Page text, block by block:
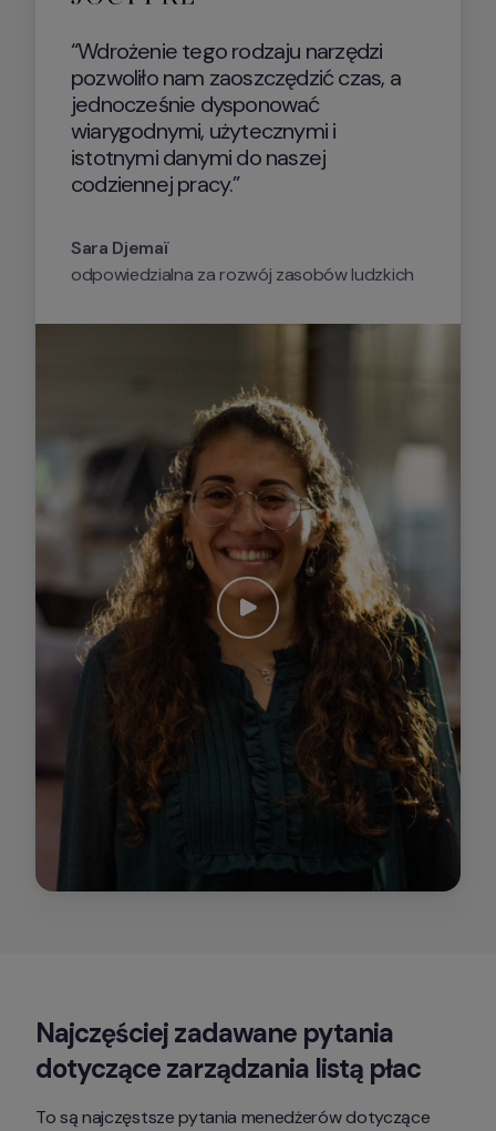
“Wdrożenie tego rodzaju narzędzi
pozwoliło nam zaoszczędzić czas, a
jednocześnie dysponować
wiarygodnymi, użytecznymi i
istotnymi danymi do naszej
codziennej pracy.”
Sara Djemaï
odpowiedzialna za rozwój zasobów ludzkich
Najczęściej zadawane pytania
dotyczące zarządzania listą płac
To są najczęstsze pytania menedżerów dotyczące